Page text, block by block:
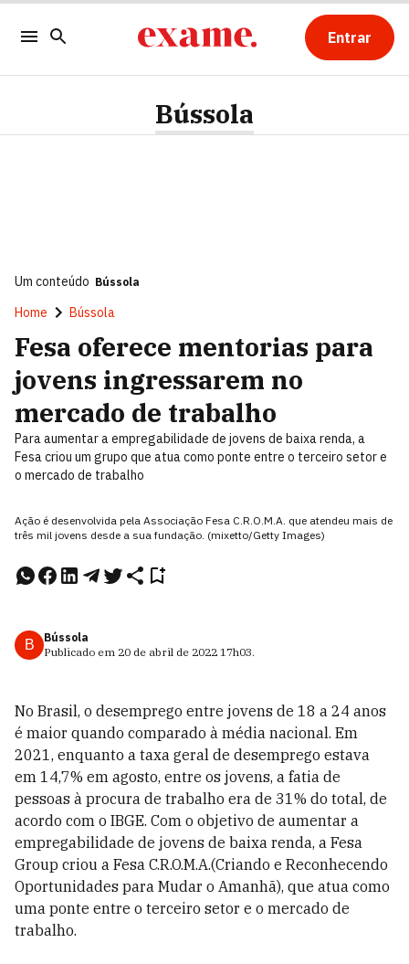
Entrar
Bússola
Um conteúdo Bússola
Home Bússola
Fesa oferece mentorias para
jovens ingressarem no
mercado de trabalho
Para aumentar a empregabilidade de jovens de baixa renda, a
Fesa criou um grupo que atua como ponte entre o terceiro setor e
o mercado de trabalho
Ação é desenvolvida pela Associação Fesa C.R.O.M.A. que atendeu mais de
três mil jovens desde a sua fundação. (mixetto/Getty Images)
B
Bússola
Publicado em 20 de abril de 2022 17h03.
No Brasil, o desemprego entre jovens de 18 a 24 anos
é maior quando comparado à média nacional. Em
2021, enquanto a taxa geral de desemprego estava
em 14,7% em agosto, entre os jovens, a fatia de
pessoas à procura de trabalho era de 31% do total, de
acordo com o IBGE. Com o objetivo de aumentar a
empregabilidade de jovens de baixa renda, a Fesa
Group criou a Fesa C.R.O.M.A.(Criando e Reconhecendo
Oportunidades para Mudar o Amanhã), que atua como
uma ponte entre o terceiro setor e o mercado de
trabalho.